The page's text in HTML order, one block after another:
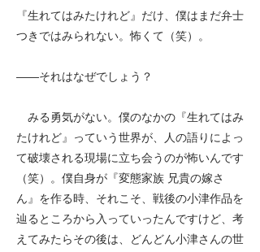
『生れてはみたけれど』だけ、僕はまだ弁士
つきではみられない。怖くて（笑）。
――それはなぜでしょう？
みる勇気がない。僕のなかの『生れてはみ
たけれど』っていう世界が、人の語りによっ
て破壊される現場に立ち会うのが怖いんです
（笑）。僕自身が『変態家族 兄貴の嫁さ
ん』を作る時、それこそ、戦後の小津作品を
辿るところから入っていったんですけど、考
えてみたらその後は、どんどん小津さんの世